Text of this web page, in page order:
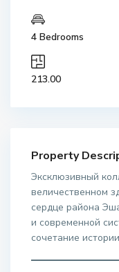
4 Bedrooms
213.00
Property
Эксклюзивный
величественном
сердце района
и современной
сочетание